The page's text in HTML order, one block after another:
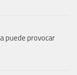
puede provocar